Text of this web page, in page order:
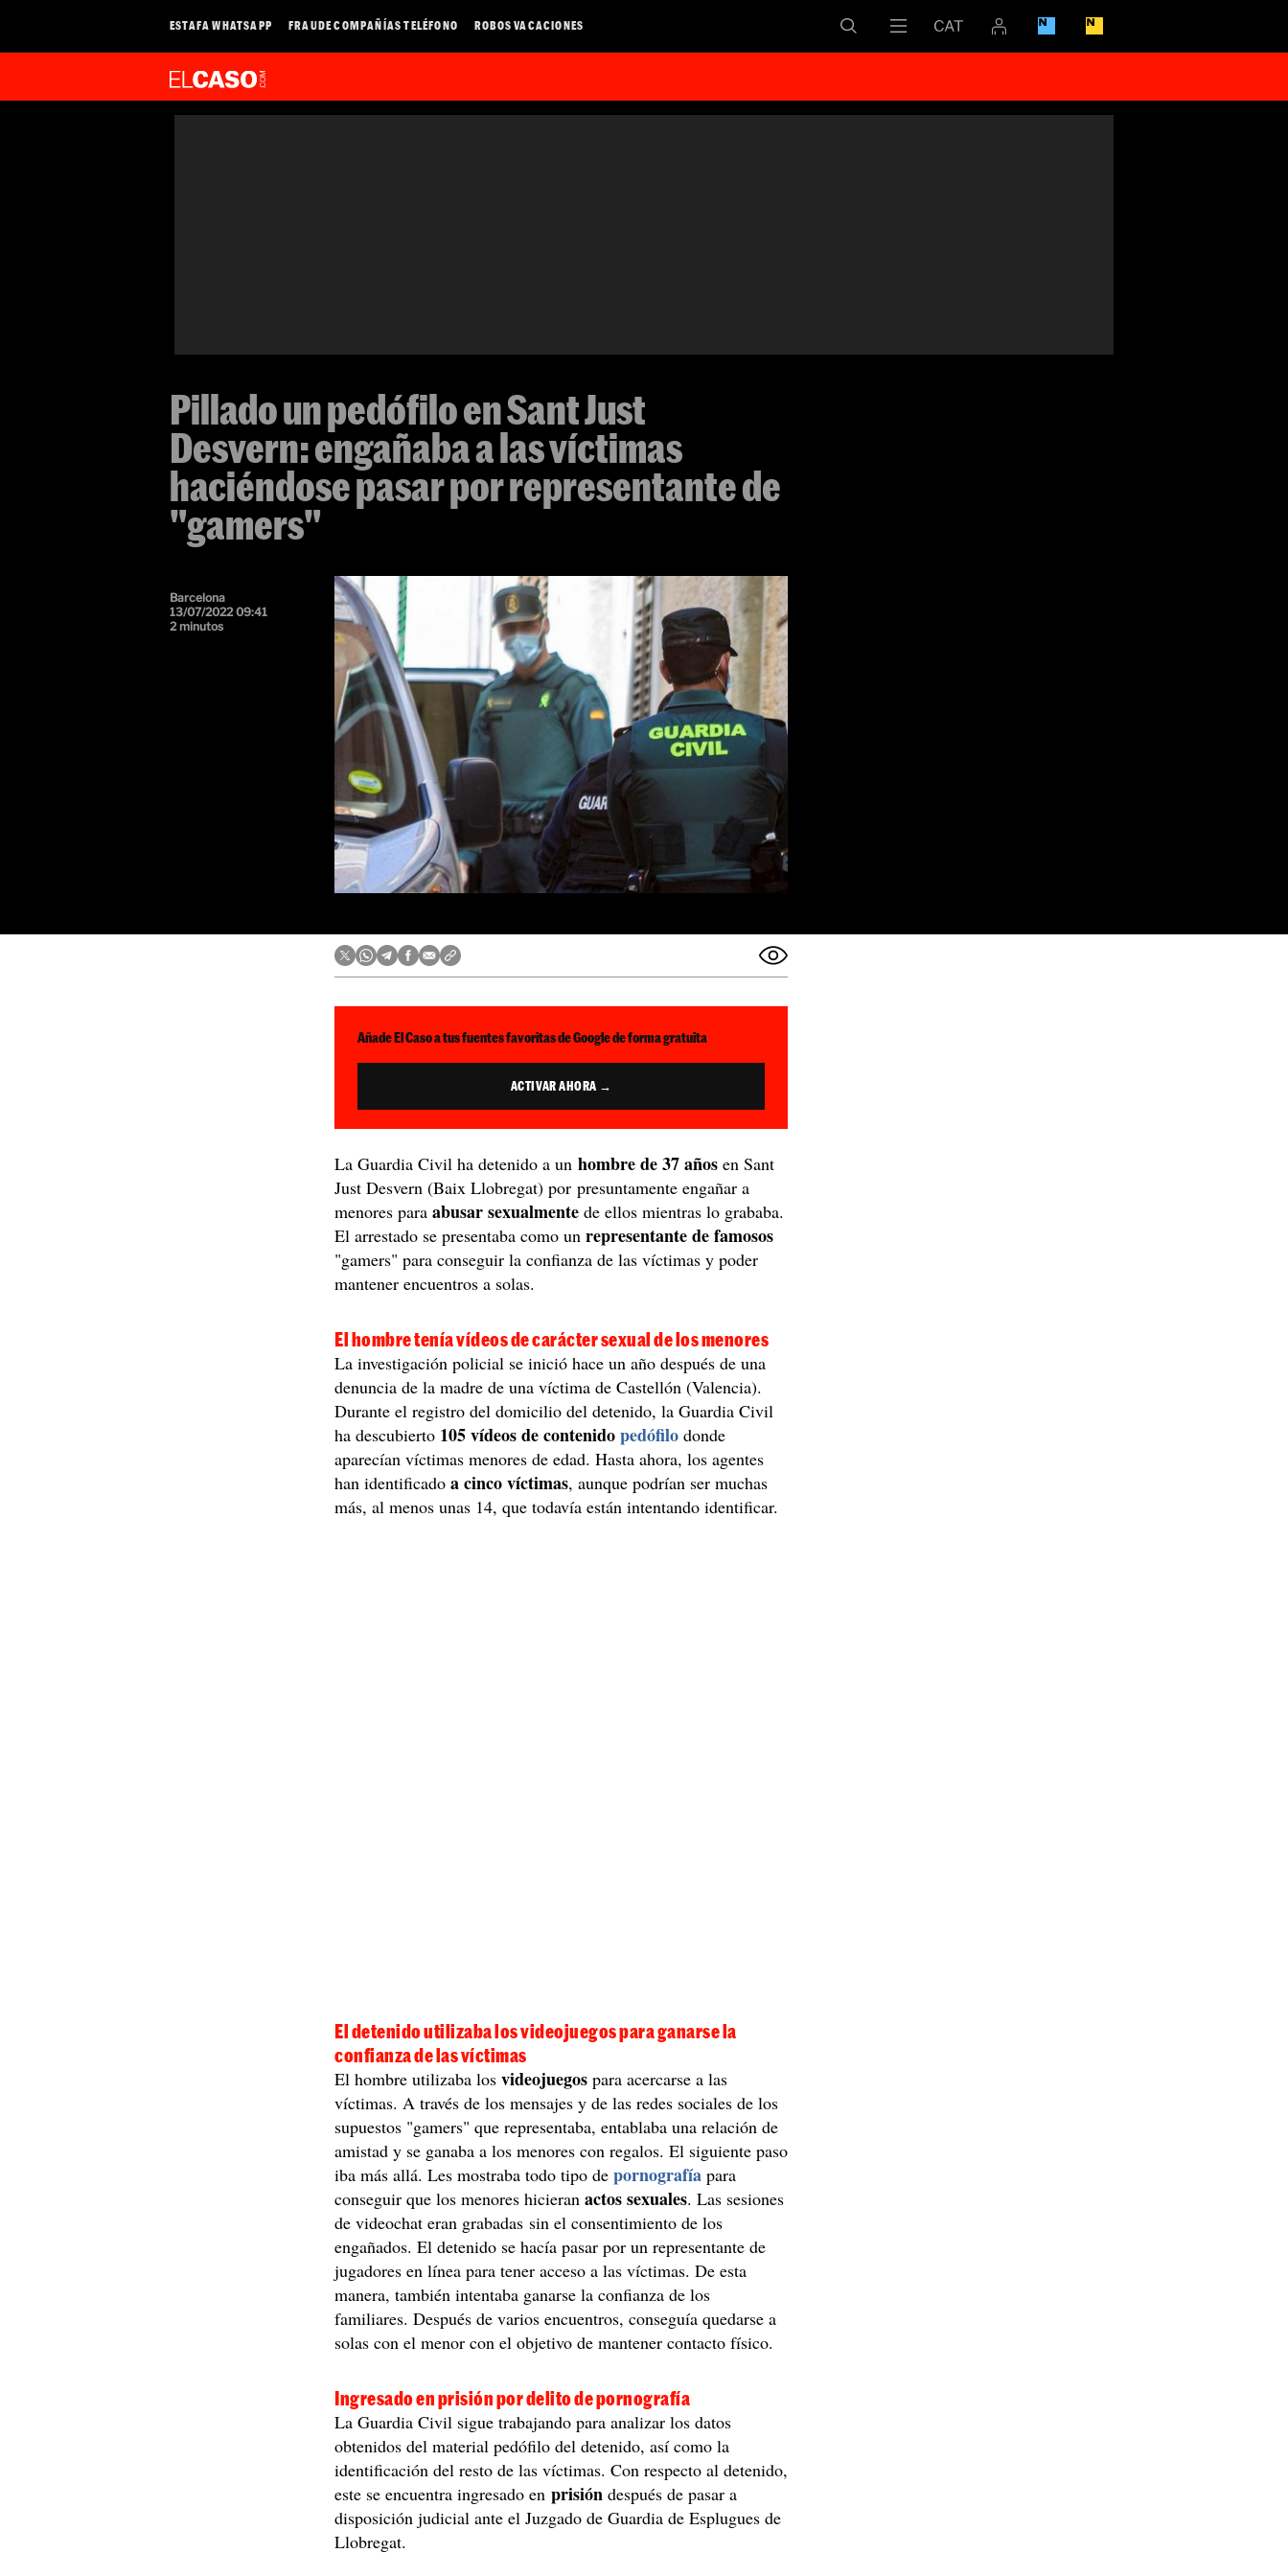
ESTAFA WHATSAPP FRAUDE COMPAÑÍAS TELÉFONO ROBOS VACACIONES
Pillado un pedófilo en Sant Just
Desvern: engañaba a las víctimas
haciéndose pasar por representante de
"gamers"
Barcelona
13/07/2022 09:41
2 minutos
Añade El Caso a tus fuentes favoritas de Google de forma gratuita
ACTIVAR AHORA →
La Guardia Civil ha detenido a unhombre de 37 años en Sant
Just Desvern (Baix Llobregat) por presuntamente engañar a
menores paraabusar sexualmente de ellos mientras lo grababa.
El arrestado se presentaba como unrepresentante de famosos
"gamers" para conseguir la confianza de las víctimas y poder
mantener encuentros a solas.
El hombre tenía vídeos de carácter sexual de los menores
La investigación policial se inició hace un año después de una
denuncia de la madre de una víctima de Castellón (Valencia).
Durante el registro del domicilio del detenido, la Guardia Civil
ha descubierto 105 vídeos de contenidopedófilo donde
aparecían víctimas menores de edad. Hasta ahora, los agentes
han identificadoa cinco víctimas, aunque podrían ser muchas
más, al menos unas 14, que todavía están intentando identificar.
El detenido utilizaba los videojuegos para ganarse la
confianza de las víctimas
El hombre utilizaba losvideojuegos para acercarse a las
víctimas. A través de los mensajes y de las redes sociales de los
supuestos "gamers" que representaba, entablaba una relación de
amistad y se ganaba a los menores con regalos. El siguiente paso
iba más allá. Les mostraba todo tipo depornografía para
conseguir que los menores hicieranactos sexuales. Las sesiones
de videochat eran grabadas sin el consentimiento de los
engañados. El detenido se hacía pasar por un representante de
jugadores en línea para tener acceso a las víctimas. De esta
manera, también intentaba ganarse la confianza de los
familiares. Después de varios encuentros, conseguía quedarse a
solas con el menor con el objetivo de mantener contacto físico.
Ingresado en prisión por delito de pornografía
La Guardia Civil sigue trabajando para analizar los datos
obtenidos del material pedófilo del detenido, así como la
identificación del resto de las víctimas. Con respecto al detenido,
este se encuentra ingresado enprisión después de pasar a
disposición judicial ante el Juzgado de Guardia de Esplugues de
Llobregat.